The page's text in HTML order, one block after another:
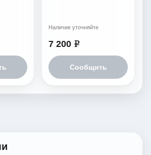
7 200 e
Сообщить
Наличие уточняйте